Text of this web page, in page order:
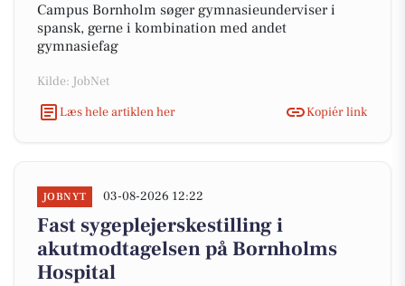
Campus Bornholm søger gymnasieunderviser i
spansk, gerne i kombination med andet
gymnasiefag
Kilde: JobNet
Læs hele artiklen her
Kopiér link
JOBNYT 03-08-2026 12:22
Fast sygeplejerskestilling i
akutmodtagelsen på Bornholms
Hospital